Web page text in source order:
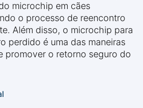
microchip em cães
o processo de reencontro
Além disso, o microchip para
perdido é uma das maneiras
promover o retorno seguro do